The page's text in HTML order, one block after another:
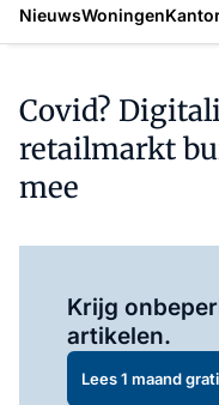
NieuwsWoningen
Covid?
retailmarkt
mee
Krijg
artikelen.
Lees 1 maand